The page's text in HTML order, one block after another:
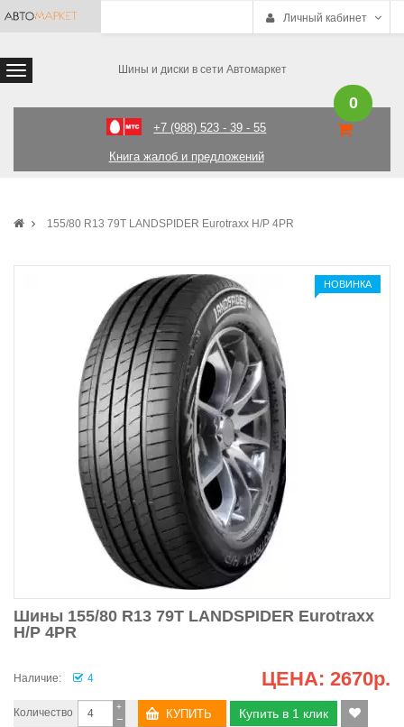
Личный кабинет
Шины и диски в сети Автомаркет
+7 (988) 523 - 39 - 55
Книга жалоб и предложений
0
155/80 R13 79T LANDSPIDER Eurotraxx H/P 4PR
НОВИНКА
Шины 155/80 R13 79T LANDSPIDER Eurotraxx
H/P 4PR
Наличие: 4 ЦЕНА: 2670р.
Количество −
+ Купить в 1 клик